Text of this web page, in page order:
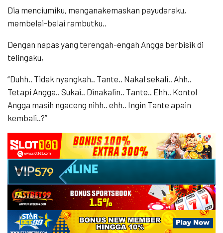
Dia menciumiku, menganakemaskan payudaraku,
membelai-belai rambutku..
Dengan napas yang terengah-engah Angga berbisik di
telingaku,
“Duhh.. Tidak nyangkah.. Tante.. Nakal sekali.. Ahh..
Tetapi Angga.. Sukai.. Dinakalin.. Tante.. Ehh.. Kontol
Angga masih ngaceng nihh.. ehh.. Ingin Tante apain
kembali..?”